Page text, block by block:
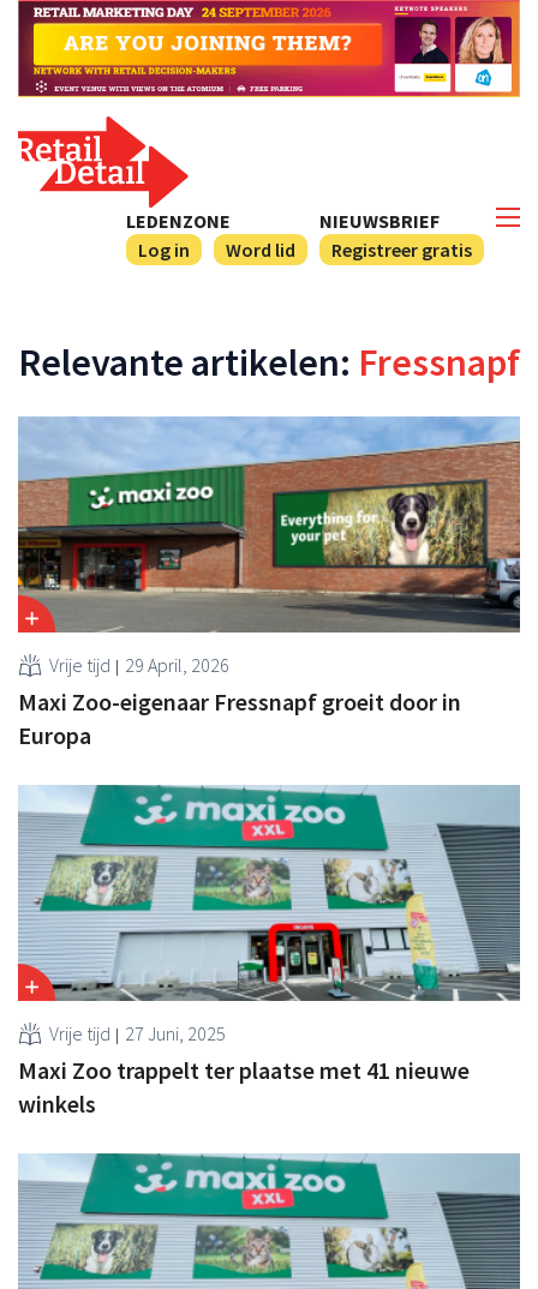
NIEUWSBRIEF
Registreer gratis
LEDENZONE
Log in
Word lid
Relevante artikelen: Fressnapf
Vrije tijd 29 April, 2026
Maxi Zoo-eigenaar Fressnapf groeit door in
Europa
Vrije tijd 27 Juni, 2025
Maxi Zoo trappelt ter plaatse met 41 nieuwe
winkels